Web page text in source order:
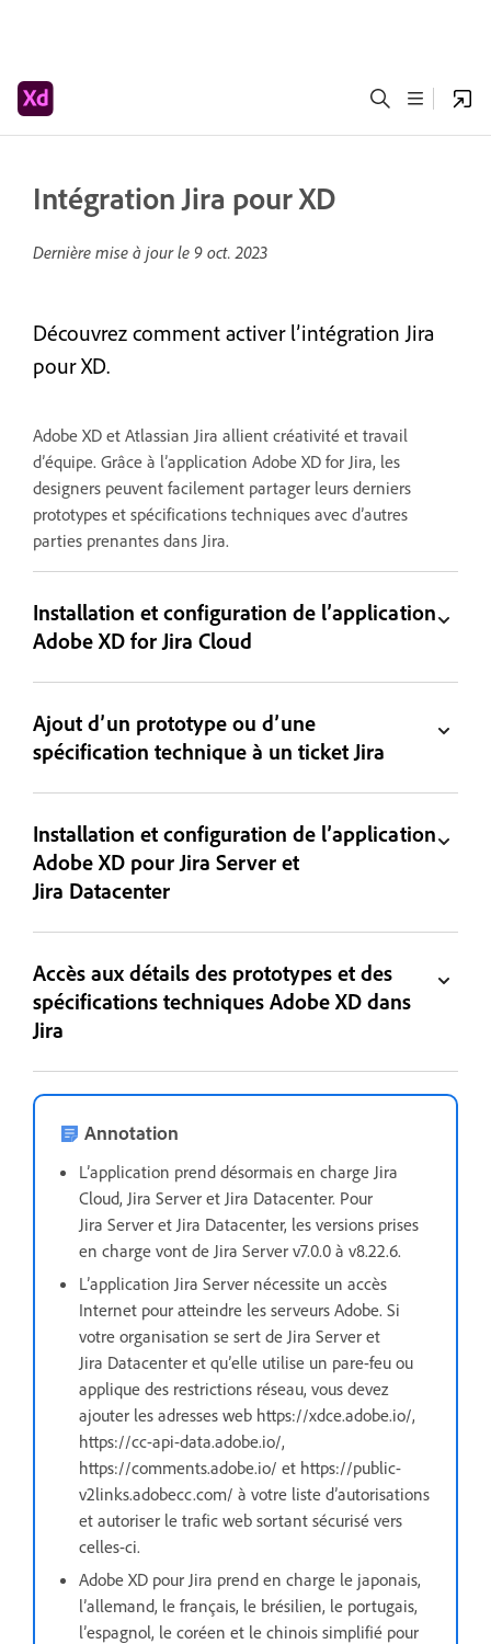
Intégration Jira pour XD
Dernière mise à jour le 9 oct. 2023
Découvrez comment activer l’intégration Jira
pour XD.
Adobe XD et Atlassian Jira allient créativité et travail
d’équipe. Grâce à l’application Adobe XD for Jira, les
designers peuvent facilement partager leurs derniers
prototypes et spécifications techniques avec d’autres
parties prenantes dans Jira.
Installation et configuration de l’application
Adobe XD for Jira Cloud
Ajout d’un prototype ou d’une
spécification technique à un ticket Jira
Installation et configuration de l’application
Adobe XD pour Jira Server et
Jira Datacenter
Accès aux détails des prototypes et des
spécifications techniques Adobe XD dans
Jira
Annotation
L’application prend désormais en charge Jira
Cloud, Jira Server et Jira Datacenter. Pour
Jira Server et Jira Datacenter, les versions prises
en charge vont de Jira Server v7.0.0 à v8.22.6.
L’application Jira Server nécessite un accès
Internet pour atteindre les serveurs Adobe. Si
votre organisation se sert de Jira Server et
Jira Datacenter et qu’elle utilise un pare-feu ou
applique des restrictions réseau, vous devez
ajouter les adresses web https://xdce.adobe.io/,
https://cc-api-data.adobe.io/,
https://comments.adobe.io/ et https://public-
v2links.adobecc.com/ à votre liste d’autorisations
et autoriser le trafic web sortant sécurisé vers
celles-ci.
Adobe XD pour Jira prend en charge le japonais,
l’allemand, le français, le brésilien, le portugais,
l’espagnol, le coréen et le chinois simplifié pour